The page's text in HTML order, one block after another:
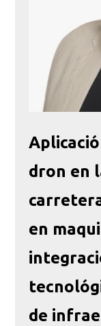
dron en
en
de